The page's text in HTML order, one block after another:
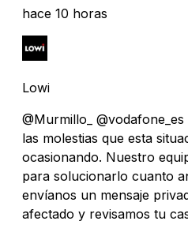
hace 10 horas
Lowi
@Murmillo_
las molestias que esta
ocasionando. Nuestro
para solucionarlo cuanto
envíanos un mensaje
afectado y revisamos tu